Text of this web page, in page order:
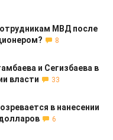
МВД после
8
и Сегизбаева в
власти
33
в нанесении
6